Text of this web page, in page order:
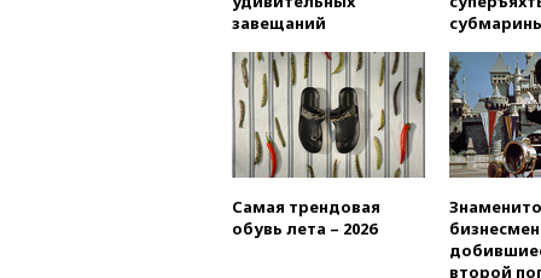
завещаний
Самая трендовая
обувь лета – 2026
второй